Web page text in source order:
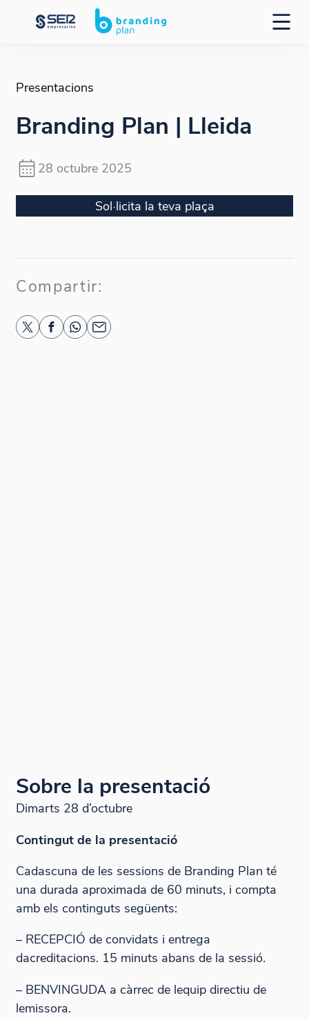
Sobre la presentació
Dimarts 28 d’octubre
Contingut de la presentació
Cadascuna de les sessions de Branding Plan té
una durada aproximada de 60 minuts, i compta
amb els continguts següents:
– RECEPCIÓ de convidats i entrega
dacreditacions. 15 minuts abans de la sessió.
– BENVINGUDA a càrrec de lequip directiu de
lemissora.
Presentacions
Branding Plan | Lleida
28 octubre 2025
Sol·licita la teva plaça
Compartir: